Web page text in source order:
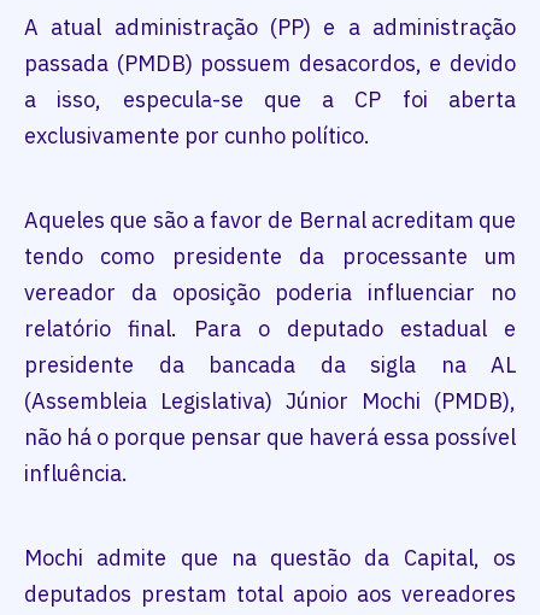
A atual administração (PP) e a administração
passada (PMDB) possuem desacordos, e devido
a isso, especula-se que a CP foi aberta
exclusivamente por cunho político.
Aqueles que são a favor de Bernal acreditam que
tendo como presidente da processante um
vereador da oposição poderia influenciar no
relatório final. Para o deputado estadual e
presidente da bancada da sigla na AL
(Assembleia Legislativa) Júnior Mochi (PMDB),
não há o porque pensar que haverá essa possível
influência.
Mochi admite que na questão da Capital, os
deputados prestam total apoio aos vereadores